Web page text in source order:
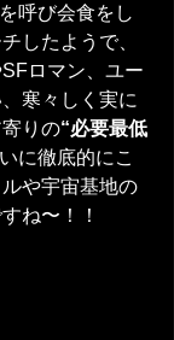
呼び会食をし
したようで、
ロマン、ユー
寒々しく実に
りの“必要最低
に徹底的にこ
や宇宙基地の
ね〜！！